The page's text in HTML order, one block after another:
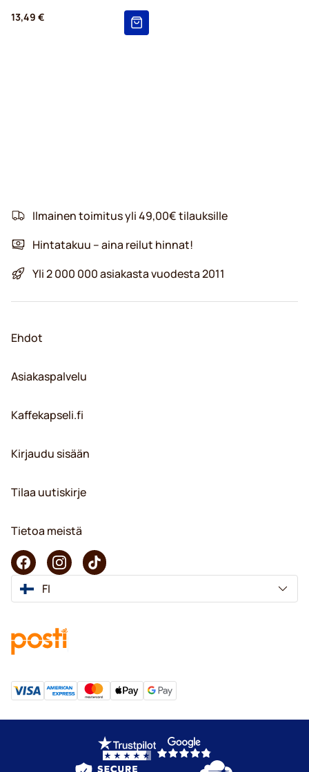
13,49 €
Ilmainen toimitus yli 49,00€ tilauksille
Hintatakuu – aina reilut hinnat!
Yli 2 000 000 asiakasta vuodesta 2011
Ehdot
Asiakaspalvelu
Kaffekapseli.fi
Kirjaudu sisään
Tilaa uutiskirje
Tietoa meistä
FI